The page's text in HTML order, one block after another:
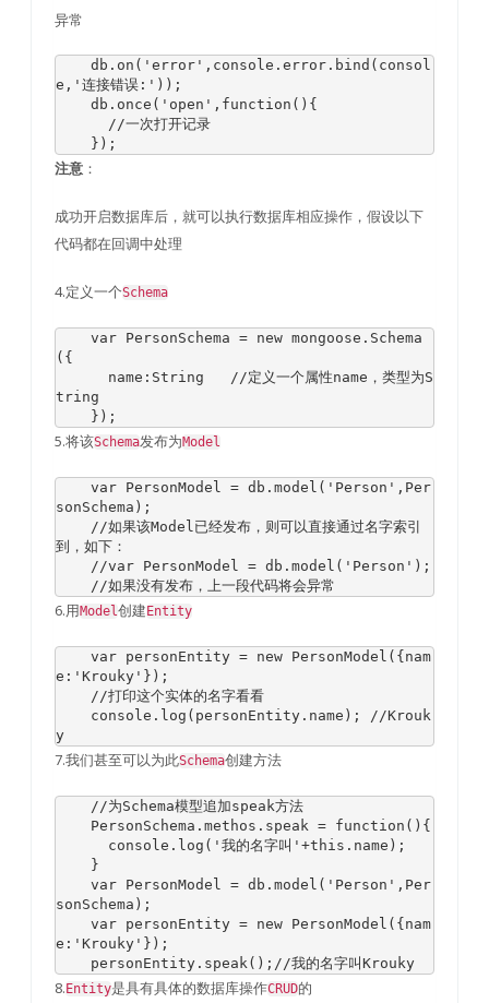
异常
    db
. on ( 'error' , console . error . bind ( consol
e , '连接错误:' ));
    db
. once ( 'open' , function (){
//一次打开记录
});
注意 ：
成功开启数据库后，就可以执行数据库相应操作，假设以下
代码都在回调中处理
4.定义一个Schema
var PersonSchema = new mongoose . Schema
({
      name
: String
//定义一个属性name，类型为S
tring
});
5.将该Schema发布为Model
var PersonModel = db . model ( 'Person' , Per
sonSchema );
//如果该Model已经发布，则可以直接通过名字索引
到，如下：
//var PersonModel = db.model('Person');
//如果没有发布，上一段代码将会异常
6.用Model创建 Entity
var personEntity = new PersonModel ({ nam
e : 'Krouky' });
//打印这个实体的名字看看
    console
. log ( personEntity . name );
//Krouk
y
7.我们甚至可以为此Schema创建方法
//为Schema模型追加speak方法
PersonSchema . methos . speak = function (){
      console
. log ( '我的名字叫' +this . name );
}
var PersonModel = db . model ( 'Person' , Per
sonSchema );
var personEntity = new PersonModel ({ nam
e : 'Krouky' });
    personEntity
. speak(); //我的名字叫Krouky
8. Entity是具有具体的数据库操作CRUD的